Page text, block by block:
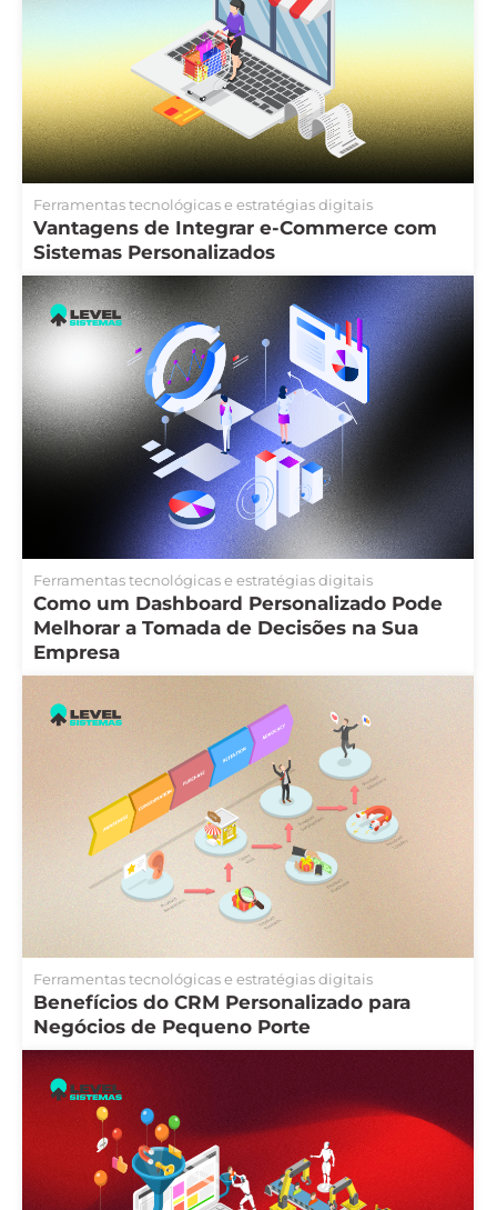
Ferramentas tecnológicas e estratégias digitais
Vantagens de Integrar e-Commerce com
Sistemas Personalizados
Ferramentas tecnológicas e estratégias digitais
Como um Dashboard Personalizado Pode
Melhorar a Tomada de Decisões na Sua
Empresa
Ferramentas tecnológicas e estratégias digitais
Benefícios do CRM Personalizado para
Negócios de Pequeno Porte